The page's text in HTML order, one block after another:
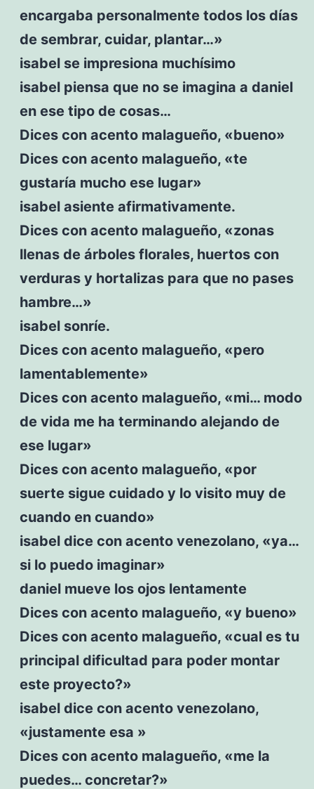
encargaba personalmente todos los días
de sembrar, cuidar, plantar…»
isabel se impresiona muchísimo
isabel piensa que no se imagina a daniel
en ese tipo de cosas…
Dices con acento malagueño, «bueno»
Dices con acento malagueño, «te
gustaría mucho ese lugar»
isabel asiente afirmativamente.
Dices con acento malagueño, «zonas
llenas de árboles florales, huertos con
verduras y hortalizas para que no pases
hambre…»
isabel sonríe.
Dices con acento malagueño, «pero
lamentablemente»
Dices con acento malagueño, «mi… modo
de vida me ha terminando alejando de
ese lugar»
Dices con acento malagueño, «por
suerte sigue cuidado y lo visito muy de
cuando en cuando»
isabel dice con acento venezolano, «ya…
si lo puedo imaginar»
daniel mueve los ojos lentamente
Dices con acento malagueño, «y bueno»
Dices con acento malagueño, «cual es tu
principal dificultad para poder montar
este proyecto?»
isabel dice con acento venezolano,
«justamente esa »
Dices con acento malagueño, «me la
puedes… concretar?»